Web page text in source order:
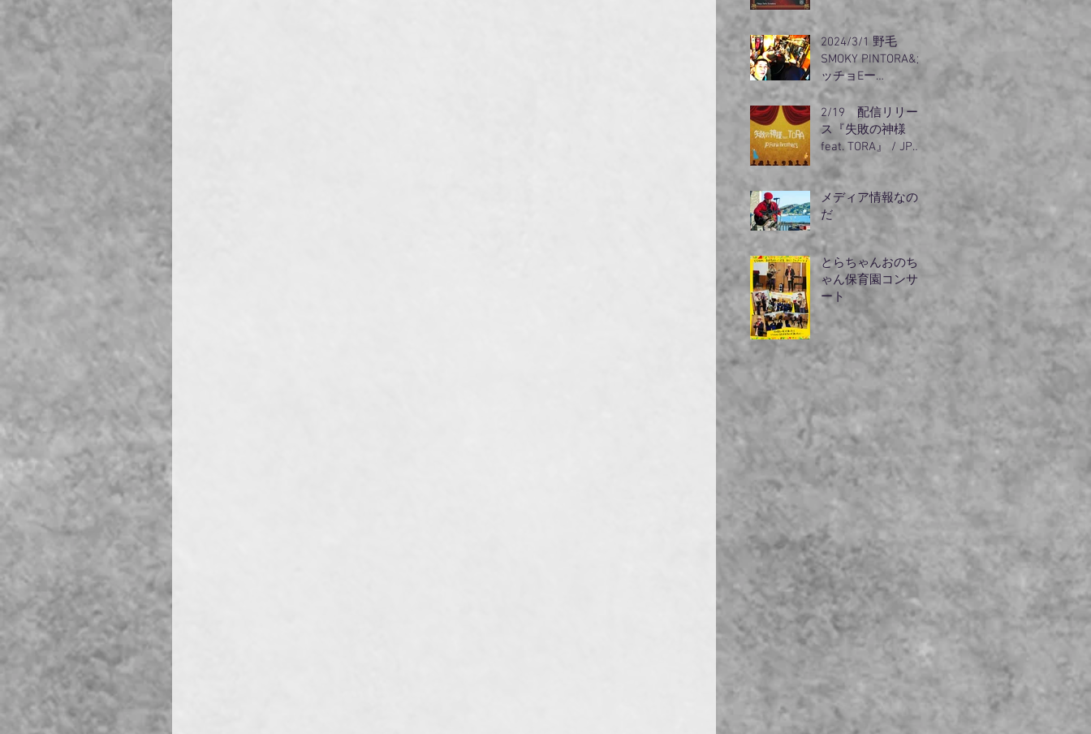
2024/3/1 野毛
SMOKY PINTORA&カ
ッチョEー
guest（オノちゃ
ん）登場
2/19 配信リリー
ス『失敗の神様
feat. TORA』 / JP
Funk
メディア情報なの
だ
とらちゃんおのち
ゃん保育園コンサ
ート